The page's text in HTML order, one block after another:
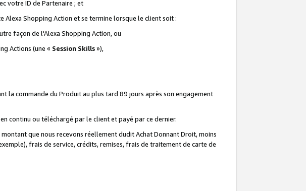
votre ID de Partenaire ; et
Shopping Action et se termine lorsque le client soit :
façon de l'Alexa Shopping Action, ou
Actions (une « Session Skills»),
la commande du Produit au plus tard 89 jours après son engagement
continu ou téléchargé par le client et payé par ce dernier.
que nous recevons réellement dudit Achat Donnant Droit, moins
frais de service, crédits, remises, frais de traitement de carte de